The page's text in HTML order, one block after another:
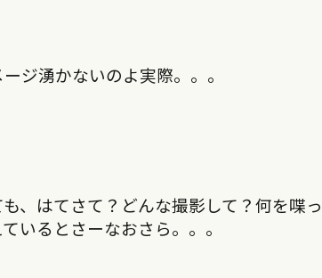
ジ湧かないのよ実際。。。
、はてさて？どんな撮影して？何を喋っ
いるとさーなおさら。。。